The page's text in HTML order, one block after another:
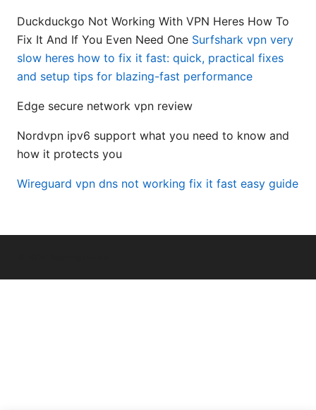
Duckduckgo Not Working With VPN Heres How To
Fix It And If You Even Need One Surfshark vpn very
slow heres how to fix it fast: quick, practical fixes
and setup tips for blazing-fast performance
Edge secure network vpn review
Nordvpn ipv6 support what you need to know and
how it protects you
Wireguard vpn dns not working fix it fast easy guide